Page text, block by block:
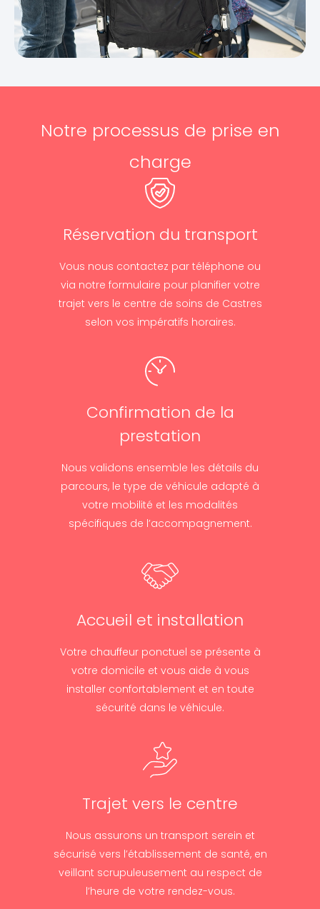
Notre processus de prise en
charge
Réservation du transport
Vous nous contactez par téléphone ou
via notre formulaire pour planifier votre
trajet vers le centre de soins de Castres
selon vos impératifs horaires.
Confirmation de la
prestation
Nous validons ensemble les détails du
parcours, le type de véhicule adapté à
votre mobilité et les modalités
spécifiques de l’accompagnement.
Accueil et installation
Votre chauffeur ponctuel se présente à
votre domicile et vous aide à vous
installer confortablement et en toute
sécurité dans le véhicule.
Trajet vers le centre
Nous assurons un transport serein et
sécurisé vers l’établissement de santé, en
veillant scrupuleusement au respect de
l’heure de votre rendez-vous.